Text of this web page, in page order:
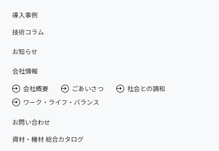
導入事例
技術コラム
お知らせ
会社情報
会社概要
ごあいさつ
社会との調和
ワーク・ライフ・バランス
お問い合わせ
資材・機材 総合カタログ